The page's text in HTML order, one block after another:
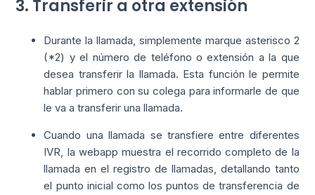
3. Transferir a otra extensión
Durante la llamada, simplemente marque asterisco 2
(*2) y el número de teléfono o extensión a la que
desea transferir la llamada. Esta función le permite
hablar primero con su colega para informarle de que
le va a transferir una llamada.
Cuando una llamada se transfiere entre diferentes
IVR, la webapp muestra el recorrido completo de la
llamada en el registro de llamadas, detallando tanto
el punto inicial como los puntos de transferencia de